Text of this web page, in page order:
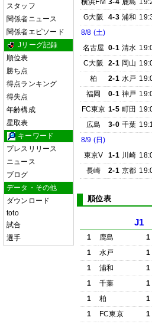
スタッフ
関係者ニュース
関係者エピソード
Jリーグ記録
順位表
勝ち点
得点ランキング
得失点
年齢構成
星取表
キーワード
プレスリリース
ニュース
ブログ
データ・その他
ダウンロード
toto
試合
選手
横浜FM 3-4 鹿島
G大阪
4-3 浦和
8/8 (土)
名古屋 0-1 清水
C大阪
2-1 岡山
柏
2-1 水戸
福岡
0-1 神戸
FC東京 1-5 町田
広島
3-0 千葉
8/9 (日)
東京V
1-1 川崎
長崎
2-1 京都
順位表
J1
1 鹿島 1
1
水戸 1
1
浦和 1
1
千葉 1
1
柏 1
1
FC東京 1